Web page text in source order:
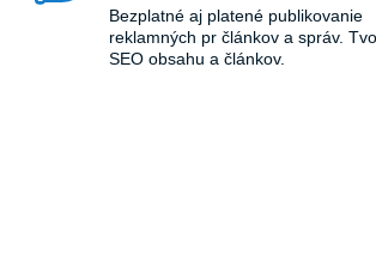
Bezplatné aj platené publikovanie
reklamných pr článkov a správ.
SEO obsahu a článkov.